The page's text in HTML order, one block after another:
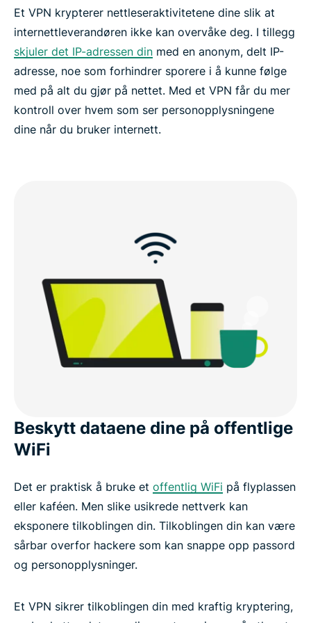
Et VPN krypterer nettleseraktivitetene dine slik at
internettleverandøren ikke kan overvåke deg. I tillegg
skjuler det IP-adressen din med en anonym, delt IP-
adresse, noe som forhindrer sporere i å kunne følge
med på alt du gjør på nettet. Med et VPN får du mer
kontroll over hvem som ser personopplysningene
dine når du bruker internett.
Beskytt dataene dine på offentlige
WiFi
Det er praktisk å bruke et offentlig WiFi på flyplassen
eller kaféen. Men slike usikrede nettverk kan
eksponere tilkoblingen din. Tilkoblingen din kan være
sårbar overfor hackere som kan snappe opp passord
og personopplysninger.
Et VPN sikrer tilkoblingen din med kraftig kryptering,